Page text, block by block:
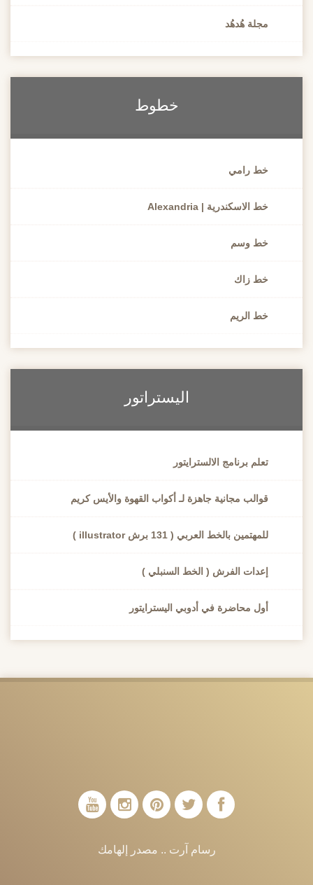
مجلة هُدهُد
خطوط
خط رامي
خط الاسكندرية | Alexandria
خط وسم
خط زاك
خط الريم
اليستراتور
تعلم برنامج الالسترايتور
قوالب مجانية جاهزة لـ أكواب القهوة والأيس كريم
للمهتمين بالخط العربي ( 131 برش illustrator )
إعدات الفرش ( الخط السنبلي )
أول محاضرة في أدوبي اليسترايتور
رسام آرت .. مصدر إلهامك